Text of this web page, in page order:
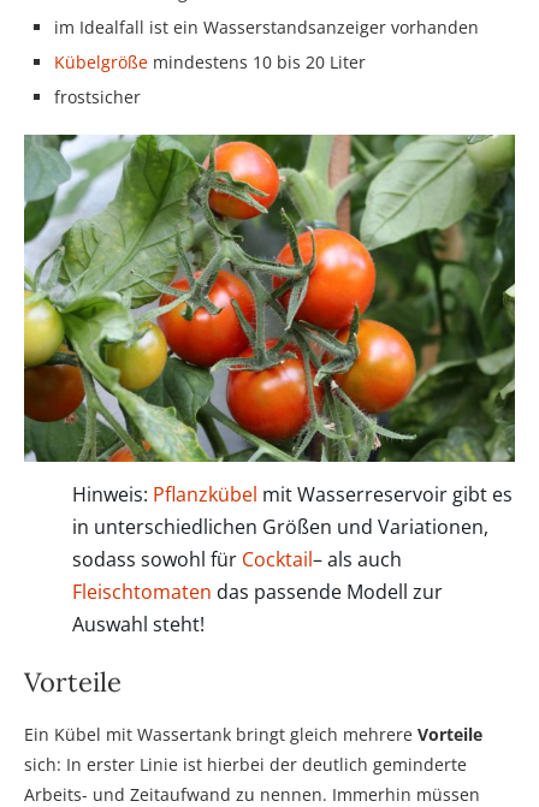
im Idealfall ist ein Wasserstandsanzeiger vorhanden
Kübelgröße mindestens 10 bis 20 Liter
frostsicher
Hinweis: Pflanzkübel mit Wasserreservoir gibt es
in unterschiedlichen Größen und Variationen,
sodass sowohl für Cocktail– als auch
Fleischtomaten das passende Modell zur
Auswahl steht!
Vorteile
Ein Kübel mit Wassertank bringt gleich mehrere Vorteile
sich: In erster Linie ist hierbei der deutlich geminderte
Arbeits- und Zeitaufwand zu nennen. Immerhin müssen